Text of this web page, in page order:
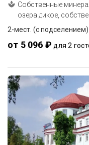
Собственные
озера дикое,
2-мест. (с
от 5 096 ₽ для 2